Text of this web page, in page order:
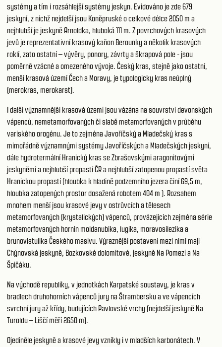
systémy a tím i rozsáhlejší systémy jeskyn. Evidováno je zde 679
jeskyní, z nichž nejdelší jsou Koněpruské o celkové délce 2050 m a
nejhlubší je jeskyně Arnoldka, hluboká 111 m. Z povrchových krasových
jevů je reprezentativní krasový kaňon Berounky a několik krasových
roklí, zato ostatní – vývěry, ponory, závrty a škrapová pole - jsou
poměrně vzácné a omezeného vývoje. Český kras, stejně jako ostatní,
menší krasová území Čech a Moravy, je typologicky kras neúplný
(merokras, merokarst).
I další významnější krasová území jsou vázána na souvrství devonských
vápenců, nemetamorfovaných či slabě metamorfovaných v průběhu
variského orogénu. Je to zejména Javoříčský a Mladečský kras s
mimořádně významnými systémy Javoříčských a Mladečských jeskyní,
dále hydrotermální Hranický kras se Zbrašovskými aragonitovými
jeskyněmi a nejhlubší propastí ČR a nejhlubší zatopenou propastí světa
Hranickou propastí (hloubka k hladině podzemního jezera činí 69,5 m,
hloubka zatopených prostor dosažená robotem 404 m ). Rozsahem
mnohem menší jsou krasové jevy v ostrůvcích a tělesech
metamorfovaných (krystalických) vápenců, provázejících zejména série
metamorfovaných hornin moldanubika, lugika, moravosilezika a
brunovistulika Českého masivu. Výraznější postavení mezi nimi mají
Chýnovská jeskyně, Bozkovské dolomitové, jeskyně Na Pomezí a Na
Špičáku.
Na východě republiky, v jednotkách Karpatské soustavy, je kras v
bradlech druhohorních vápenců jury na Štrambersku a ve vápencích
svrchní jury až křídy, budujících Pavlovské vrchy (nejdelší jeskyně Na
Turoldu – Liščí měří 2650 m).
Ojediněle jeskyně a krasové jevy vznikly i v mladších karbonátech. V